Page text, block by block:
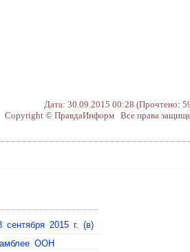
Дата: 30.09.2015 00:28 (Прочтено:
Copyright © ПравдаИнформ Все права
2015 г. (в)
ООН